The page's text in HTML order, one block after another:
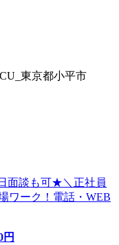
東京都小平市
面談も可★＼正社員
ワーク！電話・WEB
円